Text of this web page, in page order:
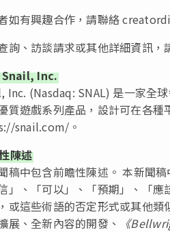
如有興趣合作，請聯絡
詢、訪談請求或其他詳細資訊，
Snail, Inc.
Inc. (Nasdaq: SNAL) 是一家全
質遊戲系列產品，設計可在各
snail.com/。
陳述
稿中包含前瞻性陳述。 本新聞
信」、「可以」、「預期」、「
或這些術語的否定形式或其他
展、全新內容的開發、
《